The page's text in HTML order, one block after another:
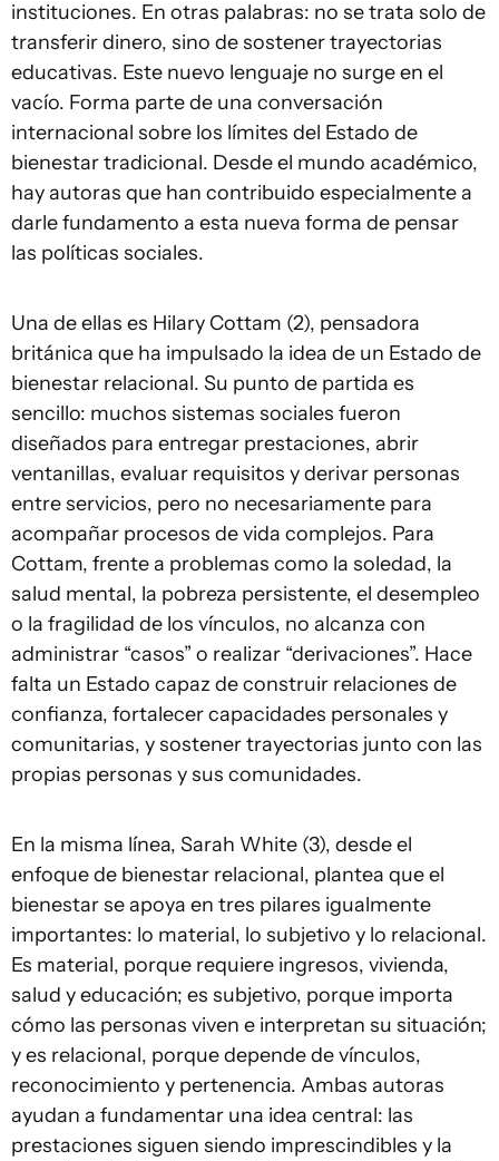
instituciones. En otras palabras: no se trata solo de
transferir dinero, sino de sostener trayectorias
educativas. Este nuevo lenguaje no surge en el
vacío. Forma parte de una conversación
internacional sobre los límites del Estado de
bienestar tradicional. Desde el mundo académico,
hay autoras que han contribuido especialmente a
darle fundamento a esta nueva forma de pensar
las políticas sociales.
Una de ellas es Hilary Cottam (2), pensadora
británica que ha impulsado la idea de un Estado de
bienestar relacional. Su punto de partida es
sencillo: muchos sistemas sociales fueron
diseñados para entregar prestaciones, abrir
ventanillas, evaluar requisitos y derivar personas
entre servicios, pero no necesariamente para
acompañar procesos de vida complejos. Para
Cottam, frente a problemas como la soledad, la
salud mental, la pobreza persistente, el desempleo
o la fragilidad de los vínculos, no alcanza con
administrar “casos” o realizar “derivaciones”. Hace
falta un Estado capaz de construir relaciones de
confianza, fortalecer capacidades personales y
comunitarias, y sostener trayectorias junto con las
propias personas y sus comunidades.
En la misma línea, Sarah White (3), desde el
enfoque de bienestar relacional, plantea que el
bienestar se apoya en tres pilares igualmente
importantes: lo material, lo subjetivo y lo relacional.
Es material, porque requiere ingresos, vivienda,
salud y educación; es subjetivo, porque importa
cómo las personas viven e interpretan su situación;
y es relacional, porque depende de vínculos,
reconocimiento y pertenencia. Ambas autoras
ayudan a fundamentar una idea central: las
prestaciones siguen siendo imprescindibles y la